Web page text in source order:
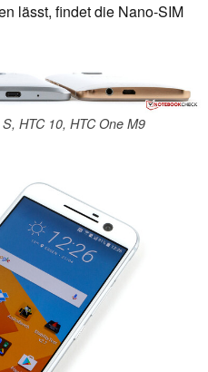
lässt, findet die Nano-SIM
HTC 10, HTC One M9